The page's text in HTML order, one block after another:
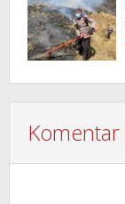
Komentar